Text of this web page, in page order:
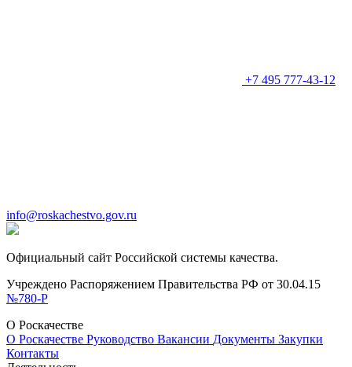
+7 495 777-43-12
info@roskachestvo.gov.ru
Официальный сайт Российской системы качества.
Учреждено Распоряжением Правительства РФ от 30.04.15
№780-Р
О Роскачестве
О Роскачестве Руководство Вакансии Документы Закупки
Контакты